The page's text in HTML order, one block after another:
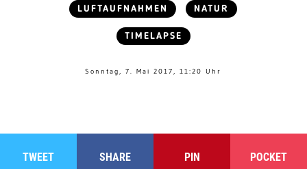
LUFTAUFNAHMEN NATUR
TIMELAPSE
Sonntag, 7. Mai 2017, 11:20 Uhr
TWEET SHARE PIN POCKET